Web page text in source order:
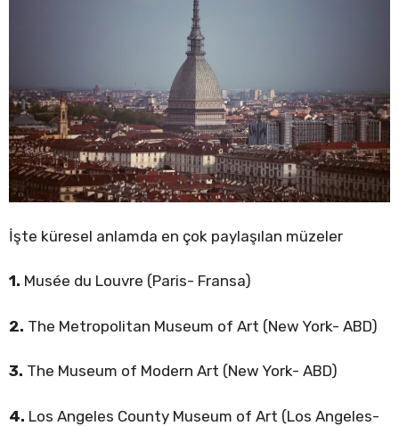
İşte küresel anlamda en çok paylaşılan müzeler
1. Musée du Louvre (Paris- Fransa)
2. The Metropolitan Museum of Art (New York- ABD)
3. The Museum of Modern Art (New York- ABD)
4. Los Angeles County Museum of Art (Los Angeles-